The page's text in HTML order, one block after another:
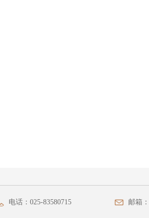
电话： 025-83580715 邮箱：